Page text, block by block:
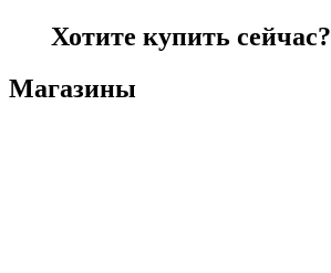
Хотите купить сейчас?
Магазины